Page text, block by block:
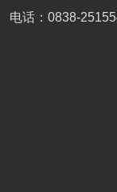
电话：0838-